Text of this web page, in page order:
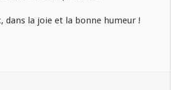
dans la joie et la bonne humeur !